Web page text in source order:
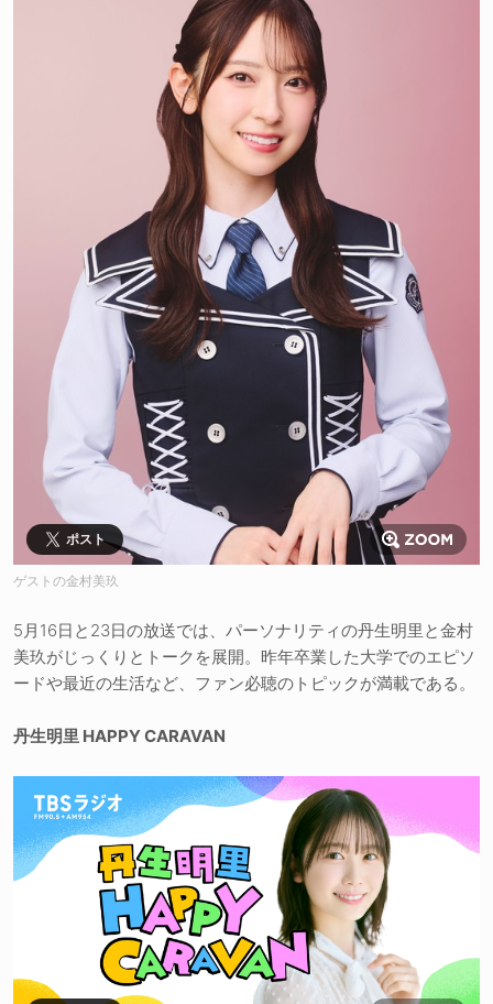
ポスト
ゲストの金村美玖
5月16日と23日の放送では、パーソナリティの丹生明里と金村
美玖がじっくりとトークを展開。昨年卒業した大学でのエピソ
ードや最近の生活など、ファン必聴のトピックが満載である。
丹生明里 HAPPY CARAVAN